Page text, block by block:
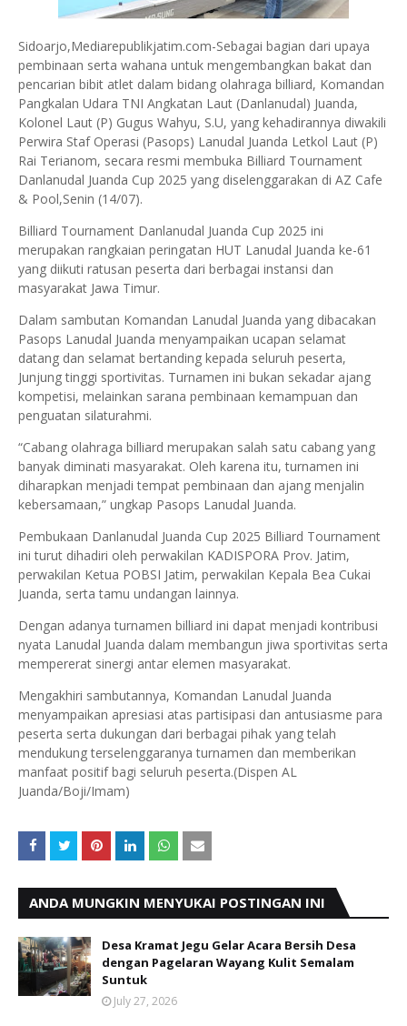
Sidoarjo‎,Mediarepublikjatim.com-Sebagai bagian dari upaya
pembinaan serta wahana untuk mengembangkan bakat dan
pencarian bibit atlet dalam bidang olahraga billiard, Komandan
Pangkalan Udara TNI Angkatan Laut (Danlanudal) Juanda,
Kolonel Laut (P) Gugus Wahyu, S.U, yang kehadirannya diwakili
Perwira Staf Operasi (Pasops) Lanudal Juanda Letkol Laut (P)
Rai Terianom, secara resmi membuka Billiard Tournament
Danlanudal Juanda Cup 2025 yang diselenggarakan di AZ Cafe
& Pool,Senin (14/07).
‎Billiard Tournament Danlanudal Juanda Cup 2025 ini
merupakan rangkaian peringatan HUT Lanudal Juanda ke-61
yang diikuti ratusan peserta dari berbagai instansi dan
masyarakat Jawa Timur.
‎Dalam sambutan Komandan Lanudal Juanda yang dibacakan
Pasops Lanudal Juanda menyampaikan ucapan selamat
datang dan selamat bertanding kepada seluruh peserta,
Junjung tinggi sportivitas. Turnamen ini bukan sekadar ajang
kompetisi, melainkan sarana pembinaan kemampuan dan
penguatan silaturahmi.
‎‎“Cabang olahraga billiard merupakan salah satu cabang yang
banyak diminati masyarakat. Oleh karena itu, turnamen ini
diharapkan menjadi tempat pembinaan dan ajang menjalin
kebersamaan,” ungkap Pasops Lanudal Juanda.
‎Pembukaan Danlanudal Juanda Cup 2025 Billiard Tournament
ini turut dihadiri oleh perwakilan KADISPORA Prov. Jatim,
perwakilan Ketua POBSI Jatim, perwakilan Kepala Bea Cukai
Juanda, serta tamu undangan lainnya.
‎Dengan adanya turnamen billiard ini dapat menjadi kontribusi
nyata Lanudal Juanda dalam membangun jiwa sportivitas serta
mempererat sinergi antar elemen masyarakat.
‎Mengakhiri sambutannya, Komandan Lanudal Juanda
menyampaikan apresiasi atas partisipasi dan antusiasme para
peserta serta dukungan dari berbagai pihak yang telah
mendukung terselenggaranya turnamen dan memberikan
manfaat positif bagi seluruh peserta.(Dispen AL
Juanda/Boji/Imam)
ANDA MUNGKIN MENYUKAI POSTINGAN INI
Desa Kramat Jegu Gelar Acara Bersih Desa
dengan Pagelaran Wayang Kulit Semalam
Suntuk
July 27, 2026